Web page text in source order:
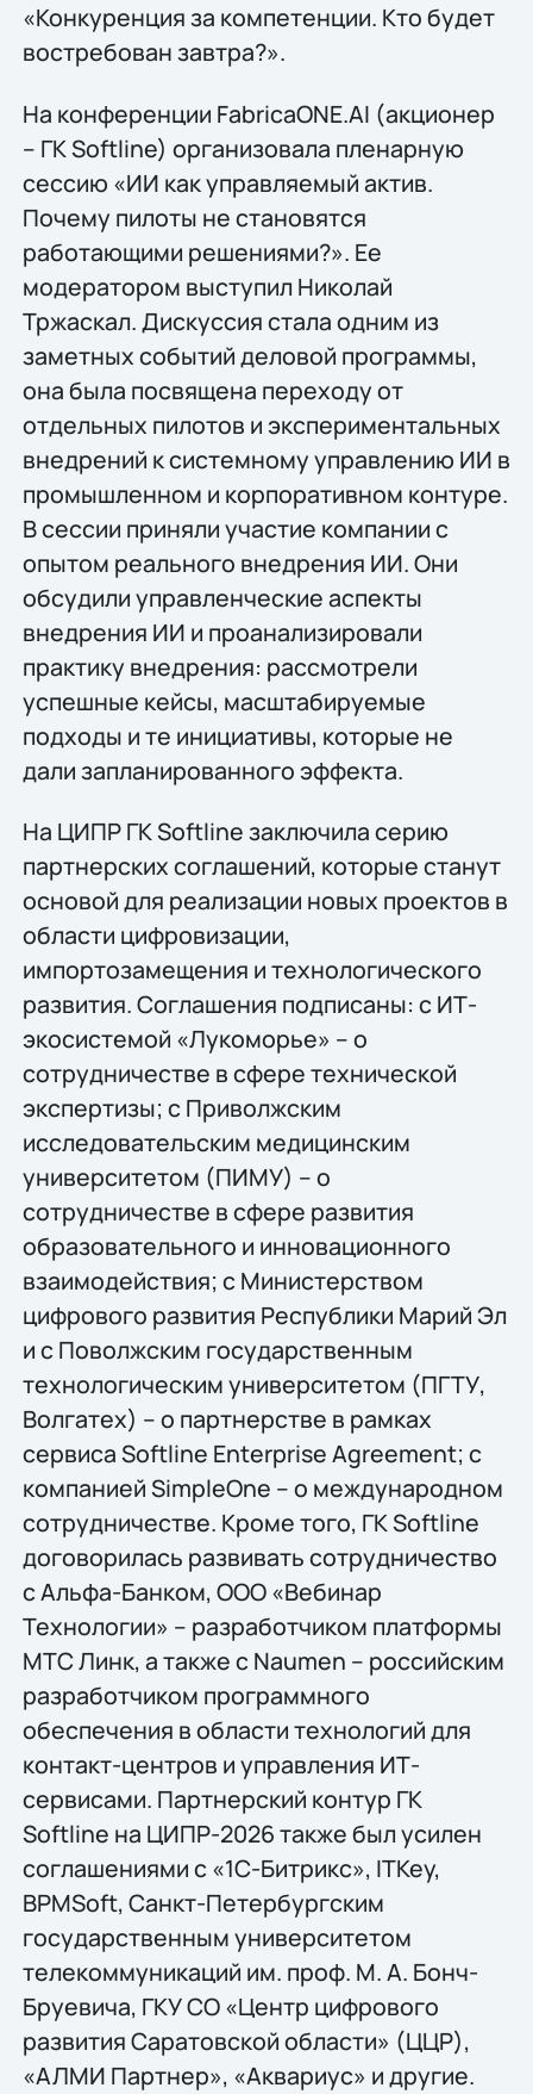
«Конкуренция за компетенции. Кто будет
востребован завтра?».
На конференции FabricaONE.AI (акционер
– ГК Softline) организовала пленарную
сессию «ИИ как управляемый актив.
Почему пилоты не становятся
работающими решениями?». Ее
модератором выступил Николай
Тржаскал. Дискуссия стала одним из
заметных событий деловой программы,
она была посвящена переходу от
отдельных пилотов и экспериментальных
внедрений к системному управлению ИИ в
промышленном и корпоративном контуре.
В сессии приняли участие компании с
опытом реального внедрения ИИ. Они
обсудили управленческие аспекты
внедрения ИИ и проанализировали
практику внедрения: рассмотрели
успешные кейсы, масштабируемые
подходы и те инициативы, которые не
дали запланированного эффекта.
На ЦИПР ГК Softline заключила серию
партнерских соглашений, которые станут
основой для реализации новых проектов в
области цифровизации,
импортозамещения и технологического
развития. Соглашения подписаны: с ИТ-
экосистемой «Лукоморье» – о
сотрудничестве в сфере технической
экспертизы; с Приволжским
исследовательским медицинским
университетом (ПИМУ) – о
сотрудничестве в сфере развития
образовательного и инновационного
взаимодействия; с Министерством
цифрового развития Республики Марий Эл
и с Поволжским государственным
технологическим университетом (ПГТУ,
Волгатех) – о партнерстве в рамках
сервиса Softline Enterprise Agreement; с
компанией SimpleOne – о международном
сотрудничестве. Кроме того, ГК Softline
договорилась развивать сотрудничество
с Альфа-Банком, ООО «Вебинар
Технологии» – разработчиком платформы
МТС Линк, а также с Naumen – российским
разработчиком программного
обеспечения в области технологий для
контакт-центров и управления ИТ-
сервисами. Партнерский контур ГК
Softline на ЦИПР-2026 также был усилен
соглашениями с «1С-Битрикс», ITKey,
BPMSoft, Санкт-Петербургским
государственным университетом
телекоммуникаций им. проф. М. А. Бонч-
Бруевича, ГКУ СО «Центр цифрового
развития Саратовской области» (ЦЦР),
«АЛМИ Партнер», «Аквариус» и другие.